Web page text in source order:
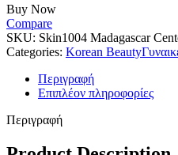
Buy Now
Compare
SKU: Skin1004 Madagascar
Categories: Korean Beauty
Περιγραφή
Επιπλέον πληροφορίες
Περιγραφή